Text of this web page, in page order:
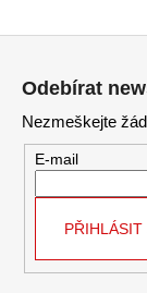
Odebírat
Nezmeškejte
E-mail
PŘIHLÁSIT